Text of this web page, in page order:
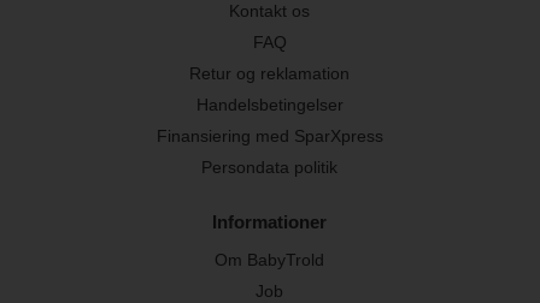
Kontakt os
FAQ
Retur og reklamation
Handelsbetingelser
Finansiering med SparXpress
Persondata politik
Informationer
Om BabyTrold
Job